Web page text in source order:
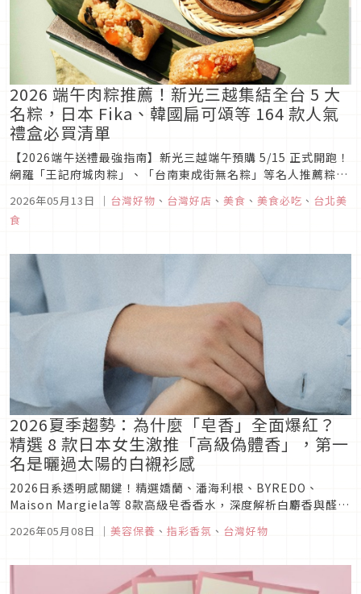
2026 端午肉粽推薦！新光三越集結全台 5 大
名粽，日本 Fika、韓國扁可頌等 164 款人氣
禮盒必買清單
【2026端午送禮最強指南】新光三越端午預購 5/15 正式開跑！
網羅「王記府城肉粽」、「台南東成街無名粽」等名人推薦粽
等日韓人氣伴手禮，164款精選禮盒滿足肉粽控與甜點控，文內
附完整必買推薦與價格！
2026年05月13日 ｜ 台灣好物 、 台灣好店 、 美食 、 美食必吃 、 台北美
食
2026夏季趨勢：為什麼「皂香」全面爆紅？
精選 8 款日本女生激推「高級偽體香」，第一
名是曬過太陽的白襯衫感
2026日系透明感關鍵！精選嬌蘭、潘海利根、BYREDO、
Maison Margiela等 8款高級皂香香水，深度解析白麝香與醛香
掌握日本女生最迷戀的「偽體香」密技，即便在潮濕悶熱的夏
2026年05月08日 ｜ 美容保養 、 指彩香氛 、 台灣好物